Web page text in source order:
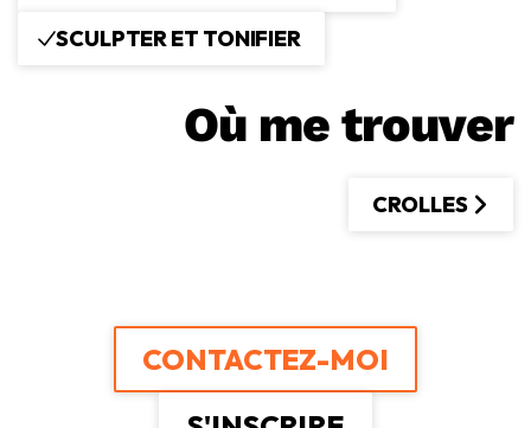
SCULPTER ET TONIFIER
Où me trouver
CROLLES
CONTACTEZ-MOI